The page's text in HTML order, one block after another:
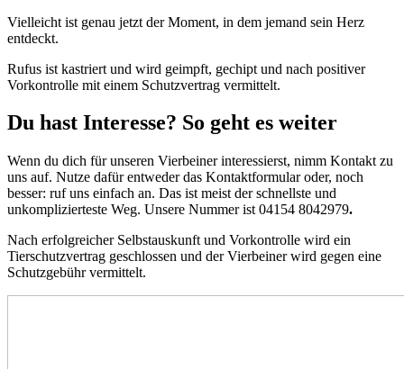
Vielleicht ist genau jetzt der Moment, in dem jemand sein Herz
entdeckt.
Rufus ist kastriert und wird geimpft, gechipt und nach positiver
Vorkontrolle mit einem Schutzvertrag vermittelt.
Du hast Interesse? So geht es weiter
Wenn du dich für unseren Vierbeiner interessierst, nimm Kontakt zu
uns auf. Nutze dafür entweder das Kontaktformular oder, noch
besser: ruf uns einfach an. Das ist meist der schnellste und
unkomplizierteste Weg. Unsere Nummer ist 04154 8042979.
Nach erfolgreicher Selbstauskunft und Vorkontrolle wird ein
Tierschutzvertrag geschlossen und der Vierbeiner wird gegen eine
Schutzgebühr vermittelt.